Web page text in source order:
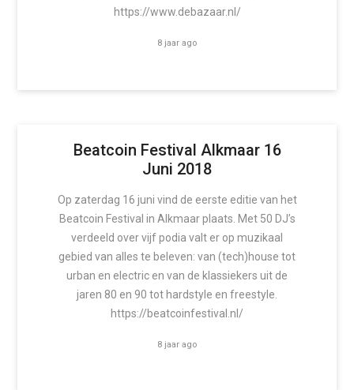
https://www.debazaar.nl/
8 jaar ago
Beatcoin Festival Alkmaar 16
Juni 2018
Op zaterdag 16 juni vind de eerste editie van het
Beatcoin Festival in Alkmaar plaats. Met 50 DJ’s
verdeeld over vijf podia valt er op muzikaal
gebied van alles te beleven: van (tech)house tot
urban en electric en van de klassiekers uit de
jaren 80 en 90 tot hardstyle en freestyle.
https://beatcoinfestival.nl/
8 jaar ago